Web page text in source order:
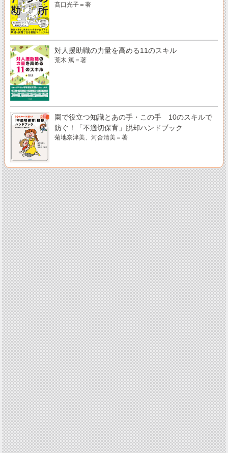
髙口光子＝著
対人援助職の力量を高める11のスキル
荒木 篤＝著
園で役立つ知識とあの手・この手 10のスキルで
防ぐ！「不適切保育」脱却ハンドブック
菊地奈津美、河合清美＝著